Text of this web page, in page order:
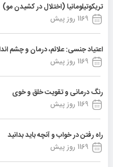
تریکوتیلومانیا (اختلال در کشیدن مو)
1169 روز پیش
اعتیاد جنسی: علائم، درمان و چشم
1169 روز پیش
رنگ درمانی و تقویت خلق و خوی
1169 روز پیش
راه رفتن در خواب و آنچه باید بدانید
1169 روز پیش